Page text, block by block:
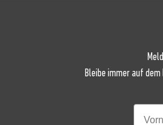
Bleibe immer auf